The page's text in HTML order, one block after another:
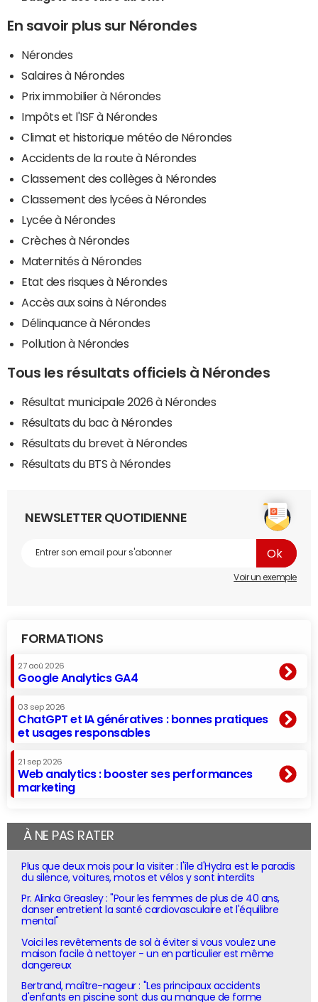
En savoir plus sur Nérondes
Nérondes
Salaires à Nérondes
Prix immobilier à Nérondes
Impôts et l'ISF à Nérondes
Climat et historique météo de Nérondes
Accidents de la route à Nérondes
Classement des collèges à Nérondes
Classement des lycées à Nérondes
Lycée à Nérondes
Crèches à Nérondes
Maternités à Nérondes
Etat des risques à Nérondes
Accès aux soins à Nérondes
Délinquance à Nérondes
Pollution à Nérondes
Tous les résultats officiels à Nérondes
Résultat municipale 2026 à Nérondes
Résultats du bac à Nérondes
Résultats du brevet à Nérondes
Résultats du BTS à Nérondes
NEWSLETTER QUOTIDIENNE
Voir un exemple
FORMATIONS
27 aoû 2026
Google Analytics GA4
03 sep 2026
ChatGPT et IA génératives : bonnes pratiques
et usages responsables
21 sep 2026
Web analytics : booster ses performances
marketing
À NE PAS RATER
Plus que deux mois pour la visiter : l'île d'Hydra est le paradis
du silence, voitures, motos et vélos y sont interdits
Pr. Alinka Greasley : "Pour les femmes de plus de 40 ans,
danser entretient la santé cardiovasculaire et l'équilibre
mental"
Voici les revêtements de sol à éviter si vous voulez une
maison facile à nettoyer - un en particulier est même
dangereux
Bertrand, maître-nageur : "Les principaux accidents
d'enfants en piscine sont dus au manque de forme